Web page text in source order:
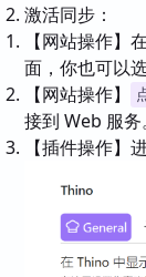
激活同步：
【网站操作
面，你也可以
【网站操作】
接到 Web 服务。
【插件操作】